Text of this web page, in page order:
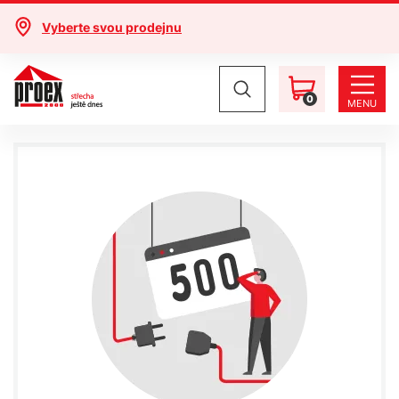
Vyberte svou prodejnu
0 MENU